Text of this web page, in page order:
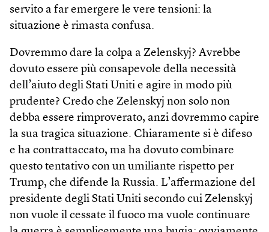
servito a far emergere le vere tensioni: la
situazione è rimasta confusa.
Dovremmo dare la colpa a Zelenskyj? Avrebbe
dovuto essere più consapevole della necessità
dell’aiuto degli Stati Uniti e agire in modo più
prudente? Credo che Zelenskyj non solo non
debba essere rimproverato, anzi dovremmo capire
la sua tragica situazione. Chiaramente si è difeso
e ha contrattaccato, ma ha dovuto combinare
questo tentativo con un umiliante rispetto per
Trump, che difende la Russia. L’affermazione del
presidente degli Stati Uniti secondo cui Zelenskyj
non vuole il cessate il fuoco ma vuole continuare